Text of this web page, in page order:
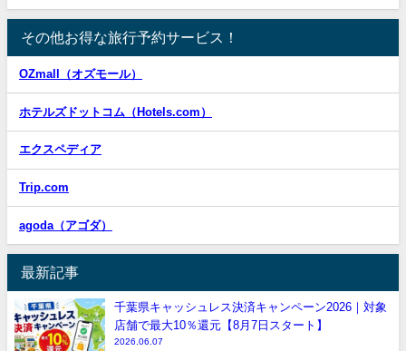
その他お得な旅行予約サービス！
OZmall（オズモール）
ホテルズドットコム（Hotels.com）
エクスペディア
Trip.com
agoda（アゴダ）
最新記事
千葉県キャッシュレス決済キャンペーン2026｜対象
店舗で最大10％還元【8月7日スタート】
2026.06.07